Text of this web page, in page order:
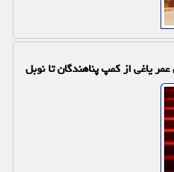
یاغی از کمپ پناهندگان تا نوبل